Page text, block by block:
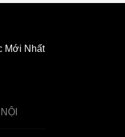
Mới Nhất